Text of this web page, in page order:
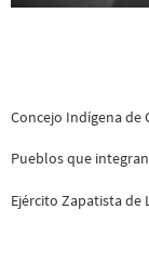
Concejo Indígena de
Pueblos que
Ejército Zapatista de